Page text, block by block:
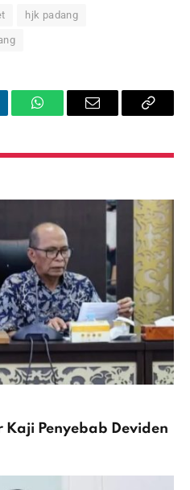
hjk padang
WhatsAppEmail
Copy
Kaji Penyebab Deviden